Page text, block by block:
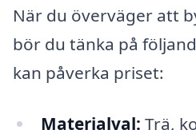
När du överväger att
bör du tänka på
kan påverka priset:
Materialval: Trä,